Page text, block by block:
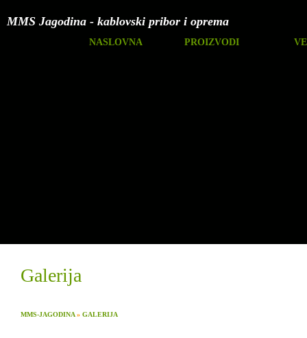
MMS Jagodina - kablovski pribor i oprema
NASLOVNA PROIZVODI
Galerija
MMS-JAGODINA» GALERIJA